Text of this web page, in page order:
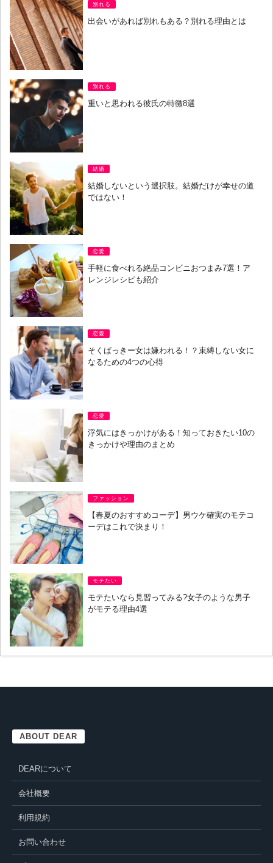
別れる
出会いがあれば別れもある？別れる理由とは
別れる
重いと思われる彼氏の特徴8選
結婚
結婚しないという選択肢。結婚だけが幸せの道
ではない！
恋愛
手軽に食べれる絶品コンビニおつまみ7選！ア
レンジレシピも紹介
恋愛
そくばっきー女は嫌われる！？束縛しない女に
なるための4つの心得
恋愛
浮気にはきっかけがある！知っておきたい10の
きっかけや理由のまとめ
ファッション
【春夏のおすすめコーデ】男ウケ確実のモテコ
ーデはこれで決まり！
モテたい
モテたいなら見習ってみる?女子のような男子
がモテる理由4選
ABOUT DEAR
DEARについて
会社概要
利用規約
お問い合わせ